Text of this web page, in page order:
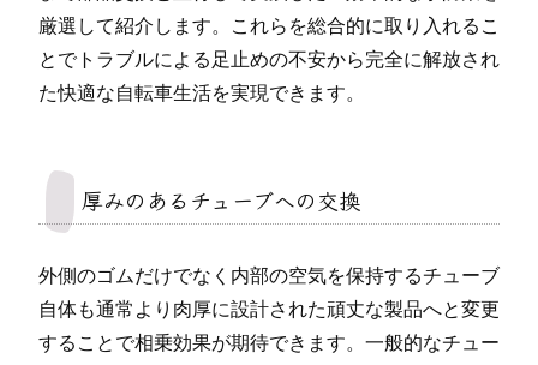
厳選して紹介します。これらを総合的に取り入れるこ
とでトラブルによる足止めの不安から完全に解放され
た快適な自転車生活を実現できます。
厚みのあるチューブへの交換
外側のゴムだけでなく内部の空気を保持するチューブ
自体も通常より肉厚に設計された頑丈な製品へと変更
することで相乗効果が期待できます。一般的なチュー